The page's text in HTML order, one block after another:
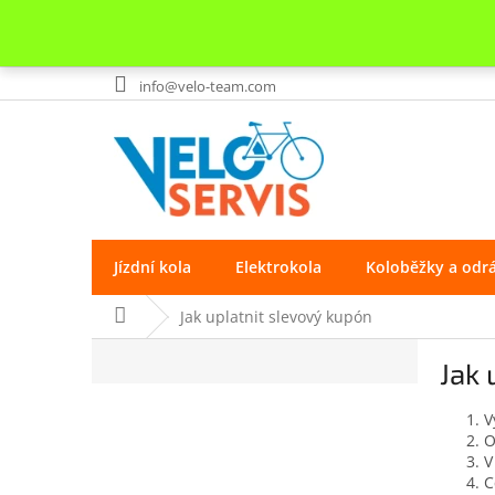
Přejít
na
info@velo-team.com
Jízdní kola Elektrokola Koloběžky a
Domů Jak uplatnit slevový kupón
Jak